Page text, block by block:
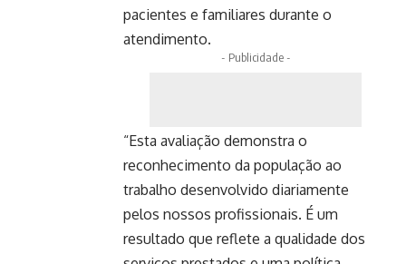
pacientes e familiares durante o
atendimento.
- Publicidade -
“Esta avaliação demonstra o
reconhecimento da população ao
trabalho desenvolvido diariamente
pelos nossos profissionais. É um
resultado que reflete a qualidade dos